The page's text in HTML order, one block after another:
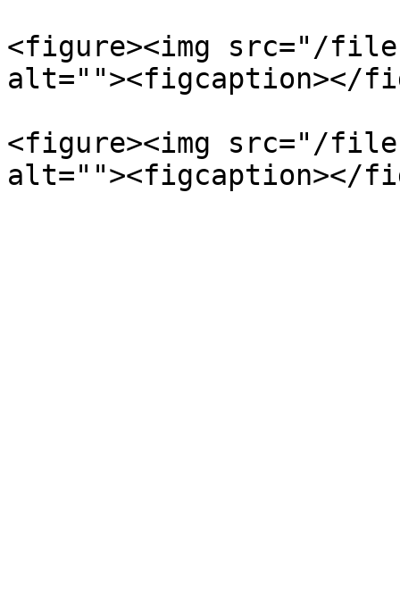
<figure><img src="/
alt=""><figcaption></
<figure><img src="/files/